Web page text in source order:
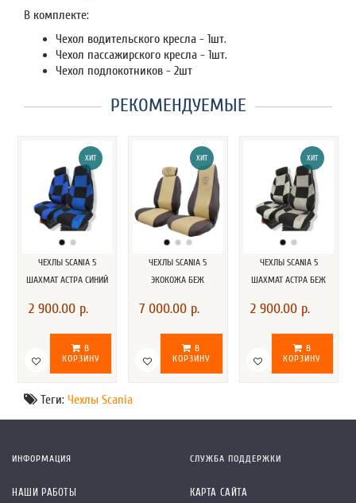
В комплекте:
Чехол водительского кресла - 1шт.
Чехол пассажирского кресла - 1шт.
Чехол подлокотников - 2шт
РЕКОМЕНДУЕМЫЕ
ХИТ
ЧЕХЛЫ SCANIA 5
ШАХМАТ АСТРА СИНИЙ
2 900.00 р.
В
КОРЗИНУ
ХИТ
ЧЕХЛЫ SCANIA 5
ЭКОКОЖА БЕЖ
7 000.00 р.
В
КОРЗИНУ
ХИТ
ЧЕХЛЫ SCANIA 5
ШАХМАТ АСТРА БЕЖ
2 900.00 р.
В
КОРЗИНУ
Теги: Чехлы Scania
ИНФОРМАЦИЯ
НАШИ РАБОТЫ
СЛУЖБА ПОДДЕРЖКИ
КАРТА САЙТА